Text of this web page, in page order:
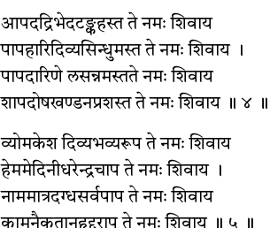
आपदद्रिभेदटङ्कहस्त ते नमः शिवाय
पापहारिदिव्यसिन्धुमस्त ते नमः शिवाय ।
पापदारिणे लसन्नमस्तते नमः शिवाय
शापदोषखण्डनप्रशस्त ते नमः शिवाय ॥ ४ ॥
व्योमकेश दिव्यभव्यरूप ते नमः शिवाय
हेममेदिनीधरेन्द्रचाप ते नमः शिवाय ।
नाममात्रदग्धसर्वपाप ते नमः शिवाय
कामनैकतानहृद्दुराप ते नमः शिवाय ॥ ५ ॥